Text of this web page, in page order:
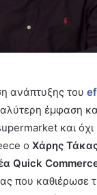
ανάπτυξης του
έμφαση
και όχι
ο Χάρης
Quick
που καθιέρωσε